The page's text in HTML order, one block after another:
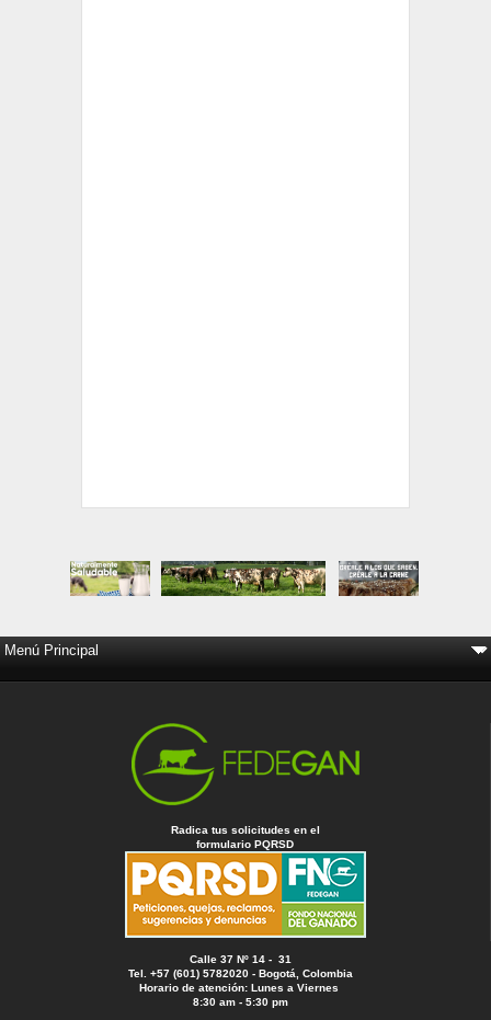
Radica tus solicitudes en el
formulario PQRSD
Calle 37 Nº 14 - 31
Tel. +57 (601) 5782020 - Bogotá, Colombia
Horario de atención: Lunes a Viernes
8:30 am - 5:30 pm